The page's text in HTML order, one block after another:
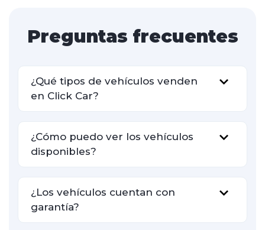
Preguntas frecuentes
¿Qué tipos de vehículos venden
en Click Car?
¿Cómo puedo ver los vehículos
disponibles?
¿Los vehículos cuentan con
garantía?